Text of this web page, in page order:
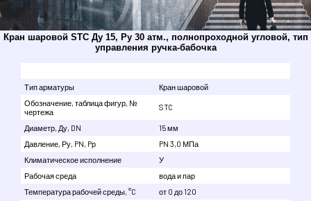
Кран шаровой STC Ду 15, Ру 30 атм., полнопроходной угловой, тип
управления ручка-бабочка
Тип арматуры
Кран шаровой
Обозначение, таблица фигур, №
чертежа
STC
Диаметр, Ду, DN
15 мм
Давление, Ру, PN, Pр
PN 3,0 МПа
Климатическое исполнение
У
Рабочая среда
вода и пар
Температура рабочей среды, °C
от 0 до 120